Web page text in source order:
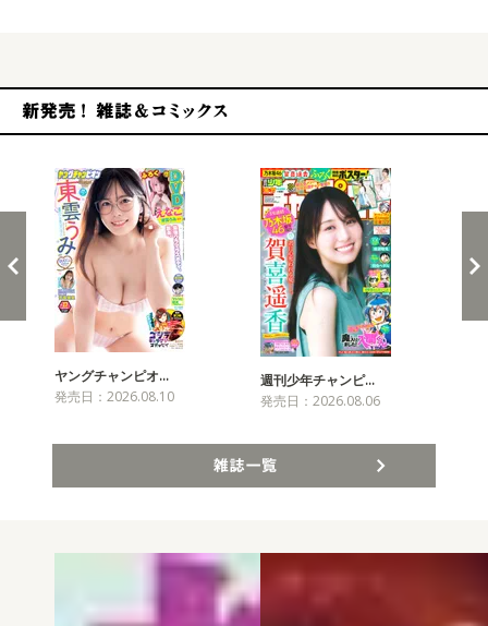
ヤングチャンピオ…
発売日：2026.08.10
週刊少年チャンピ…
発売日：2026.08.06